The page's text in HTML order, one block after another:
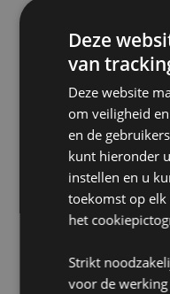
goede kwaliteit
Product Informatie:
gebruik vanwege
diepte.
Product Bron:
Zoekt u meer
Lees dan onze
Product
Hoogte
5055071701382
Deze
van
Deze website
om veiligheid
en de
kunt hieronder
instellen en u
toekomst op
het
Strikt
voor de